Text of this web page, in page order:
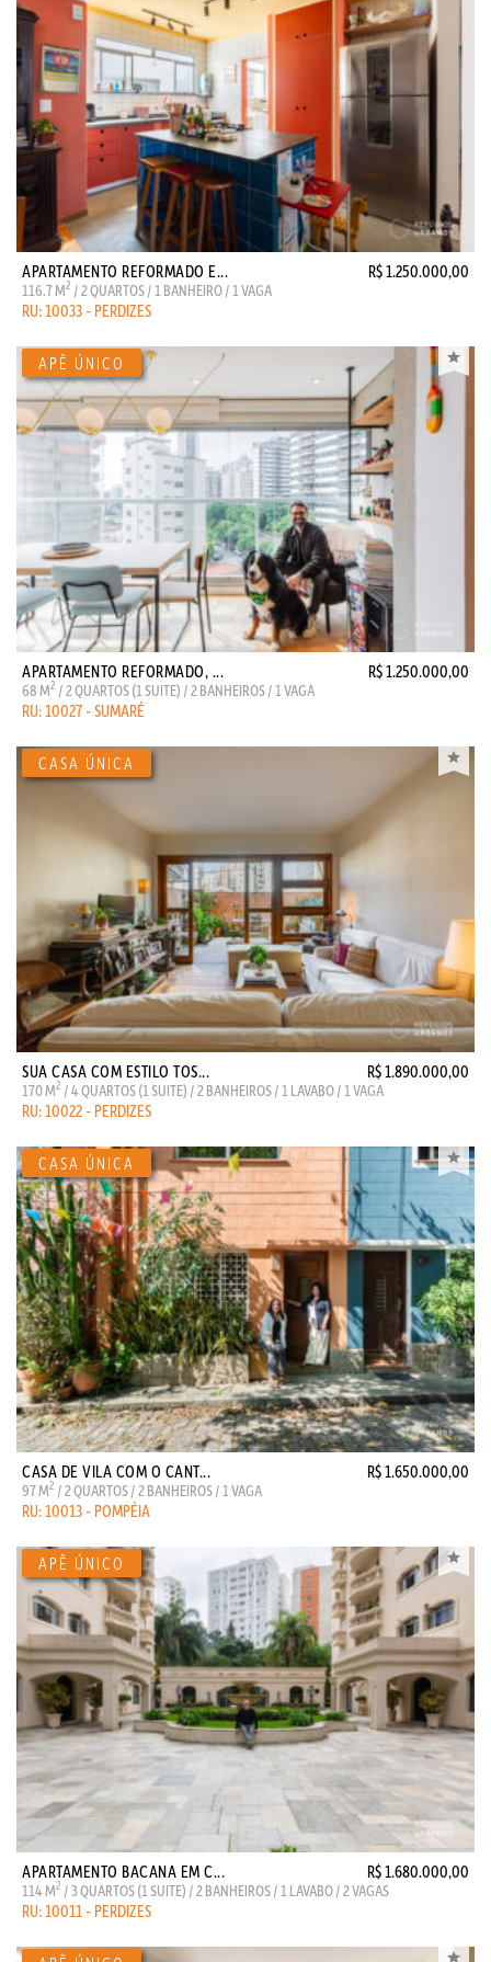
APARTAMENTO REFORMADO E... R$ 1.250.000,00
116.7 M2 / 2 QUARTOS / 1 BANHEIRO / 1 VAGA
RU: 10033 - PERDIZES
APARTAMENTO REFORMADO, ... R$ 1.250.000,00
68 M2 / 2 QUARTOS (1 SUITE) / 2 BANHEIROS / 1 VAGA
RU: 10027 - SUMARÉ
SUA CASA COM ESTILO TOS... R$ 1.890.000,00
170 M2 / 4 QUARTOS (1 SUITE) / 2 BANHEIROS / 1 LAVABO / 1 VAGA
RU: 10022 - PERDIZES
CASA DE VILA COM O CANT... R$ 1.650.000,00
97 M2 / 2 QUARTOS / 2 BANHEIROS / 1 VAGA
RU: 10013 - POMPÉIA
APARTAMENTO BACANA EM C... R$ 1.680.000,00
114 M2 / 3 QUARTOS (1 SUITE) / 2 BANHEIROS / 1 LAVABO / 2 VAGAS
RU: 10011 - PERDIZES